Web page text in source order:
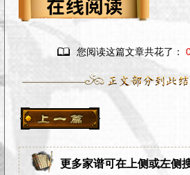
 您阅读这篇文章共花了：
更多家谱可在上侧或左侧